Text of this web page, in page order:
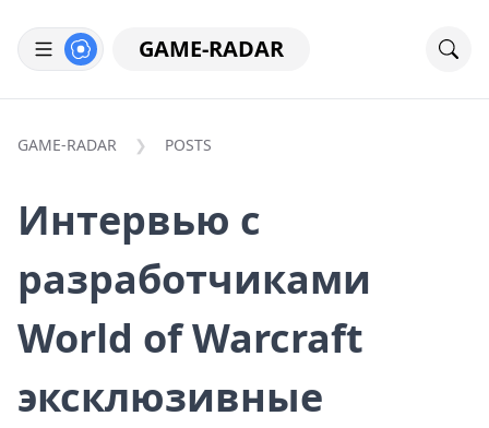
GAME-RADAR
GAME-RADAR POSTS
Интервью с
разработчиками
World of Warcraft
эксклюзивные